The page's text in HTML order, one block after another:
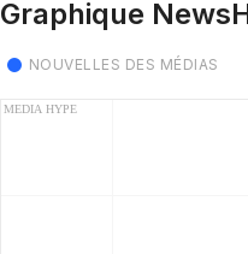
Graphique
NOUVELLES DES MÉDIAS